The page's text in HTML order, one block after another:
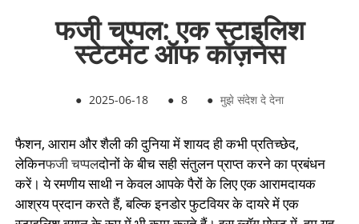
फजी चप्पल: एक स्टाइलिश
स्टेटमेंट ऑफ कॉज़नेस
● 2025-06-18 ● 8 ● मुझे संदेश दे देना
फैशन, आराम और शैली की दुनिया में शायद ही कभी प्रतिच्छेद,
लेकिनफजी चप्पलदोनों के बीच सही संतुलन प्राप्त करने का प्रबंधन
करें। ये रमणीय साथी न केवल आपके पैरों के लिए एक आरामदायक
आश्रय प्रदान करते हैं, बल्कि इनडोर फुटवियर के दायरे में एक